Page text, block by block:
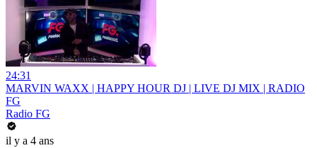
24:31
MARVIN WAXX | HAPPY HOUR DJ | LIVE DJ MIX | RADIO
FG
Radio FG
il y a 4 ans